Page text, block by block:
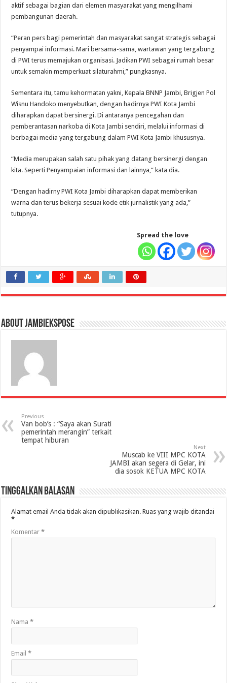
aktif sebagai bagian dari elemen masyarakat yang mengilhami
pembangunan daerah.
“Peran pers bagi pemerintah dan masyarakat sangat strategis sebagai
penyampai informasi. Mari bersama-sama, wartawan yang tergabung
di PWI terus memajukan organisasi. Jadikan PWI sebagai rumah besar
untuk semakin memperkuat silaturahmi,” pungkasnya.
Sementara itu, tamu kehormatan yakni, Kepala BNNP Jambi, Brigjen Pol
Wisnu Handoko menyebutkan, dengan hadirnya PWI Kota Jambi
diharapkan dapat bersinergi. Di antaranya pencegahan dan
pemberantasan narkoba di Kota Jambi sendiri, melalui informasi di
berbagai media yang tergabung dalam PWI Kota Jambi khususnya.
“Media merupakan salah satu pihak yang datang bersinergi dengan
kita. Seperti Penyampaian informasi dan lainnya,” kata dia.
“Dengan hadirny PWI Kota Jambi diharapkan dapat memberikan
warna dan terus bekerja sesuai kode etik jurnalistik yang ada,”
tutupnya.
Spread the love
About jambiekspose
Previous
Van bob’s : “Saya akan Surati
pemerintah merangin” terkait
tempat hiburan
Next
Muscab ke VIII MPC KOTA
JAMBI akan segera di Gelar, ini
dia sosok KETUA MPC KOTA
Tinggalkan Balasan
Alamat email Anda tidak akan dipublikasikan. Ruas yang wajib ditandai
*
Komentar*
Nama*
Email*